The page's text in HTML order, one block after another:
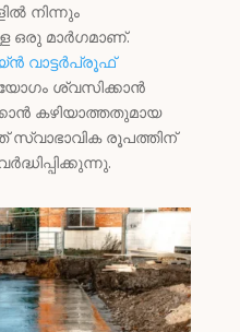
നിന്നും
ഒരു മാർഗമാണ്.
വാട്ടർപ്രൂഫ്
ശ്വസിക്കാൻ
കഴിയാത്തതുമായ
സ്വാഭാവിക രൂപത്തിന്